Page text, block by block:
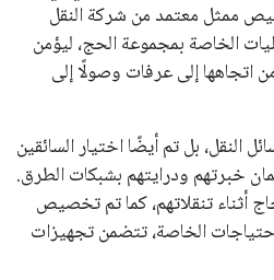
ممثل معتمد من شركة النقل
الخاصة بمجموعة الحج، ليؤمن
اتجاهها إلى عرفات وصولًا إلى
النقل، بل تم أيضًا اختيار السائقين
خبرتهم ودرايتهم بشبكات الطرق.
أثناء تنقلاتهم، كما تم تخصيص
الخاصة، تتضمن تجهيزات